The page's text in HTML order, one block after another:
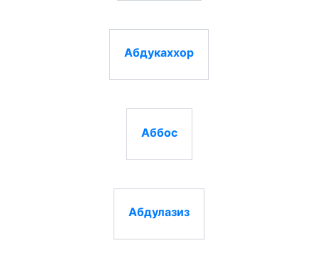
Абдукаххор
Аббос
Абдулазиз